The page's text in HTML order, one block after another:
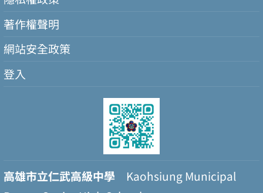
著作權聲明
網站安全政策
登入
高雄市立仁武高級中學 Kaohsiung Municipal